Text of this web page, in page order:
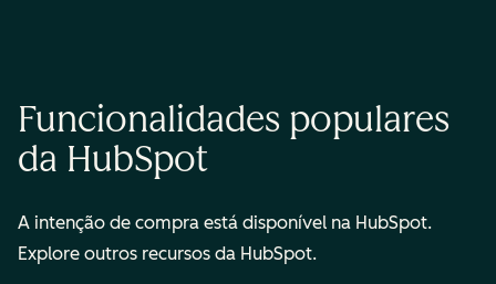
Funcionalidades populares
da HubSpot
A intenção de compra está disponível na HubSpot.
Explore outros recursos da HubSpot.